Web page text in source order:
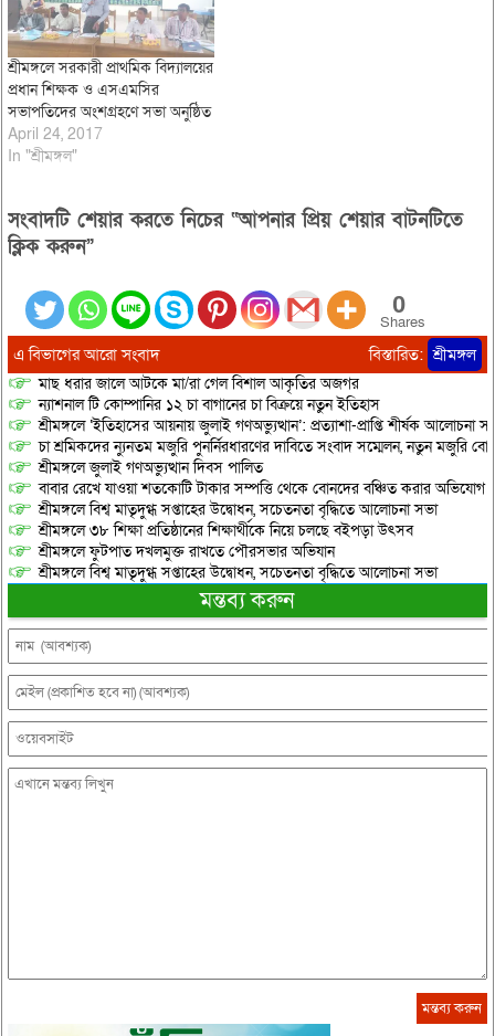
শ্রীমঙ্গলে সরকারী প্রাথমিক বিদ্যালয়ের
প্রধান শিক্ষক ও এসএমসির
সভাপতিদের অংশগ্রহণে সভা অনুষ্ঠিত
April 24, 2017
In "শ্রীমঙ্গল"
সংবাদটি শেয়ার করতে নিচের “আপনার প্রিয় শেয়ার বাটনটিতে
ক্লিক করুন”
0
Shares
এ বিভাগের আরো সংবাদ বিস্তারিত: শ্রীমঙ্গল
মাছ ধরার জালে আটকে মা/রা গেল বিশাল আকৃতির অজগর
ন্যাশনাল টি কোম্পানির ১২ চা বাগানের চা বিক্রয়ে নতুন ইতিহাস
শ্রীমঙ্গলে ‘ইতিহাসের আয়নায় জুলাই গণঅভ্যুত্থান’: প্রত্যাশা-প্রাপ্তি শীর্ষক আলোচনা
চা শ্রমিকদের ন্যুনতম মজুরি পুনর্নিরধারণের দাবিতে সংবাদ সম্মেলন, নতুন মজুরি
শ্রীমঙ্গলে জুলাই গণঅভ্যুত্থান দিবস পালিত
বাবার রেখে যাওয়া শতকোটি টাকার সম্পত্তি থেকে বোনদের বঞ্চিত করার অভিযোগ
শ্রীমঙ্গলে বিশ্ব মাতৃদুগ্ধ সপ্তাহের উদ্বোধন, সচেতনতা বৃদ্ধিতে আলোচনা সভা
শ্রীমঙ্গলে ৩৮ শিক্ষা প্রতিষ্ঠানের শিক্ষার্থীকে নিয়ে চলছে বইপড়া উৎসব
শ্রীমঙ্গলে ফুটপাত দখলমুক্ত রাখতে পৌরসভার অভিযান
শ্রীমঙ্গলে বিশ্ব মাতৃদুগ্ধ সপ্তাহের উদ্বোধন, সচেতনতা বৃদ্ধিতে আলোচনা সভা
মন্তব্য করুন